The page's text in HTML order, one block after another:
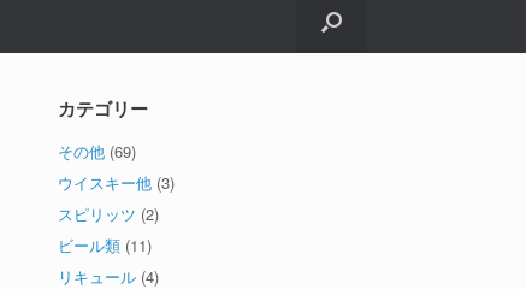
カテゴリー
その他 (69)
ウイスキー他 (3)
スピリッツ (2)
ビール類 (11)
リキュール (4)